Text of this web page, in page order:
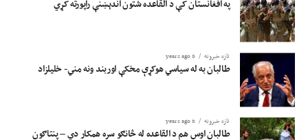
په افغانستان کې د القاعده شتون اندېښنې راپورته کړي
تازه خبرونه 6 years ago
طالبان به له سیاسي هوکړې مخکې اوربند ونه مني- خلیلزاد
تازه خبرونه 6 years ago
طالبان اوس هم د القاعده له څانګو سره همکار دي – پنتاګون